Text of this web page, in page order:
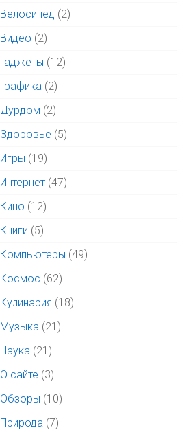
Велосипед (2)
Видео (2)
Гаджеты (12)
Графика (2)
Дурдом (2)
Здоровье (5)
Игры (19)
Интернет (47)
Кино (12)
Книги (5)
Компьютеры (49)
Космос (62)
Кулинария (18)
Музыка (21)
Наука (21)
О сайте (3)
Обзоры (10)
Природа (7)